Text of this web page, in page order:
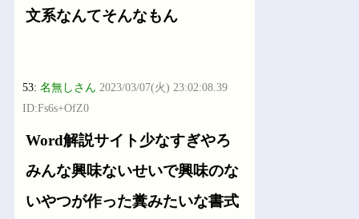
文系なんてそんなもん
53:名無しさん 2023/03/07(火) 23:02:08.39
ID:Fs6s+OfZ0
Word解説サイト少なすぎやろ
みんな興味ないせいで興味のな
いやつが作った糞みたいな書式